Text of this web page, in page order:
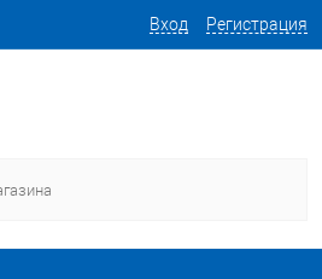
Вход Регистрация